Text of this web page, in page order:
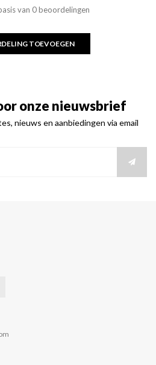
van 0 beoordelingen
TOEVOEGEN
onze nieuwsbrief
nieuws en aanbiedingen via email